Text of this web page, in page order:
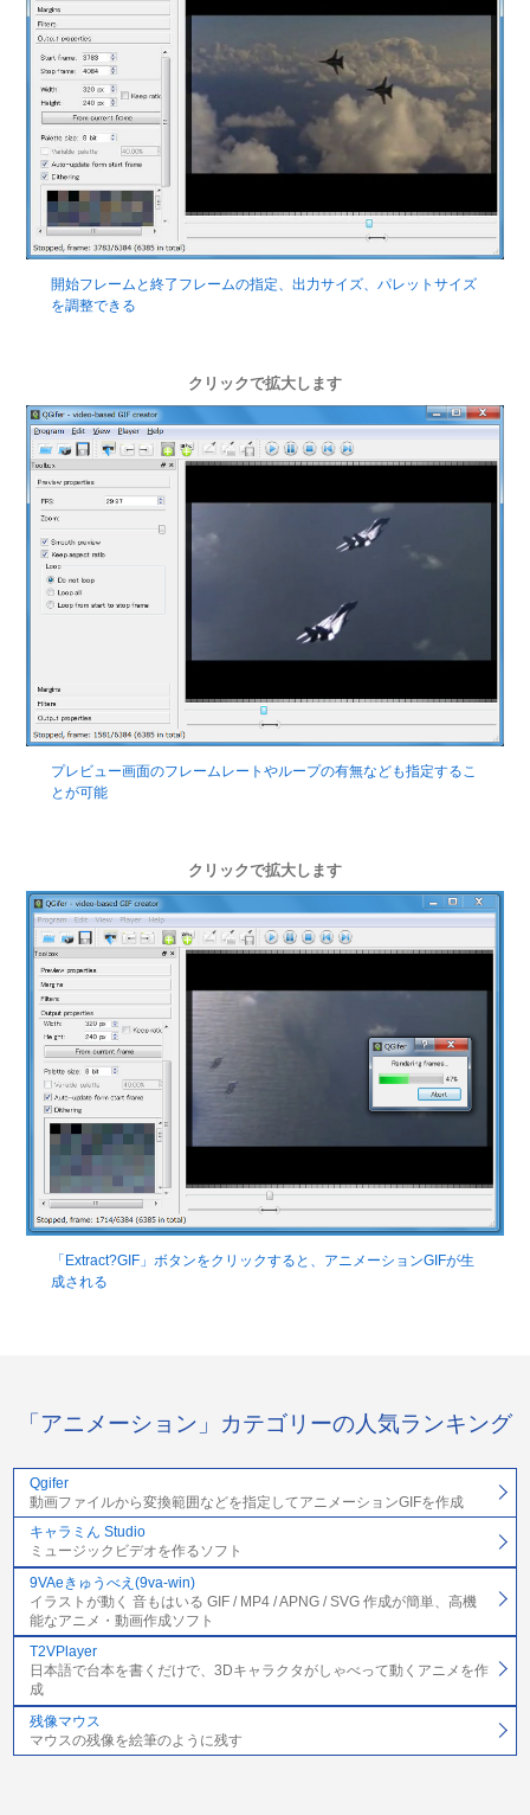
開始フレームと終了フレームの指定、出力サイズ、パレットサイズ
を調整できる
クリックで拡大します
プレビュー画面のフレームレートやループの有無なども指定するこ
とが可能
クリックで拡大します
「Extract?GIF」ボタンをクリックすると、アニメーションGIFが生
成される
「アニメーション」カテゴリーの人気ランキング
Qgifer
動画ファイルから変換範囲などを指定してアニメーションGIFを作成
キャラミん Studio
ミュージックビデオを作るソフト
9VAeきゅうべえ(9va-win)
イラストが動く 音もはいる GIF / MP4 / APNG / SVG 作成が簡単、高機
能なアニメ・動画作成ソフト
T2VPlayer
日本語で台本を書くだけで、3Dキャラクタがしゃべって動くアニメを作
成
残像マウス
マウスの残像を絵筆のように残す